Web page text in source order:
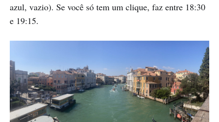
azul, vazio). Se você só tem um clique, faz entre 18:30
e 19:15.